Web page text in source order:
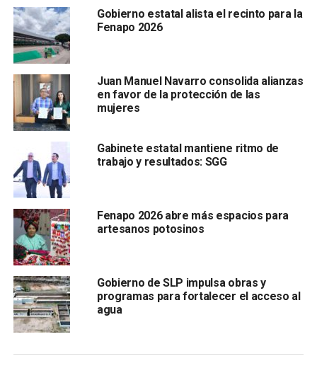
de dos personas víctimas de secuestro virtual, la
detención de dos personas por el delito de robo
equiparado de vehículo y la recuperación de cinco
vehículoscon reporte de robo vigente.
La SSPC mencionó que se llevaron a cabo diversas
acciones operativas que permitieron el
decomiso de varias dosis de drogas, con un valor
aproximado de 250 mil pesos; además de un total de
135 disposiciones ante el Juez Cívico por faltas al
Bando de Policía y Gobierno, así como la atención a un
total de 472 auxilios, a través del sistema de
emergencia 9-1-1.
Gobierno estatal alista el recinto para la
Fenapo 2026
Juan Manuel Navarro consolida alianzas
en favor de la protección de las
mujeres
Gabinete estatal mantiene ritmo de
trabajo y resultados: SGG
Fenapo 2026 abre más espacios para
artesanos potosinos
Gobierno de SLP impulsa obras y
programas para fortalecer el acceso al
agua